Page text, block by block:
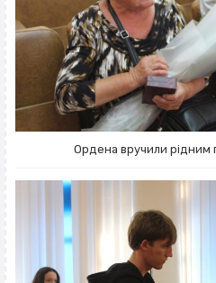
Ордена вручили рідним